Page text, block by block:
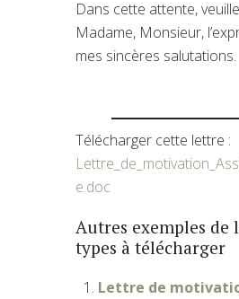
Dans cette attente,
Madame, Monsieur,
mes sincères salutations.
Télécharger cette lettre :
e.doc
Autres exemples de
types à télécharger
Lettre de